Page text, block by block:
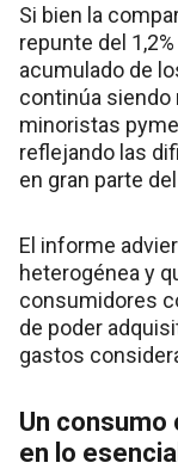
Si bien la
repunte del
acumulado de
continúa siendo
minoristas
reflejando las
en gran parte
El informe
heterogénea y
consumidores
de poder
gastos
Un consumo
en lo esencial